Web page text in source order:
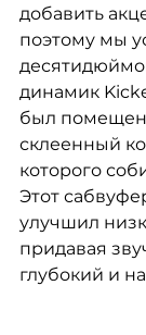
добавить
поэтому мы
динамик
был помещен
склеенный
которого
Этот
улучшил
придавая
глубокий и